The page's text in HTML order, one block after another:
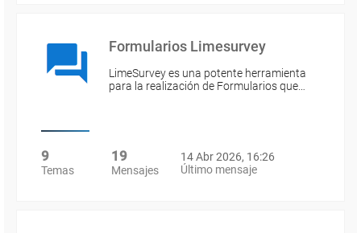
Formularios Limesurvey
LimeSurvey es una potente herramienta
para la realización de Formularios que…
9
Temas
19
Mensajes
14 Abr 2026, 16:26
Último mensaje